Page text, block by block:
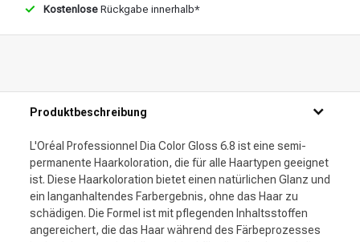
Kostenlose Rückgabe innerhalb*
Produktbeschreibung
L'Oréal Professionnel Dia Color Gloss 6.8 ist eine semi-
permanente Haarkoloration, die für alle Haartypen geeignet
ist. Diese Haarkoloration bietet einen natürlichen Glanz und
ein langanhaltendes Farbergebnis, ohne das Haar zu
schädigen. Die Formel ist mit pflegenden Inhaltsstoffen
angereichert, die das Haar während des Färbeprozesses